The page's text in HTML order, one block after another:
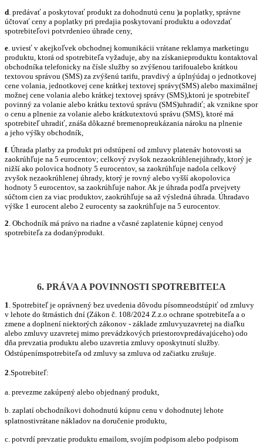
d . predávať a poskytovať produkt za dohodnutú cenu )a poplatky, správne
účtovať ceny a poplatky pri predajia poskytovaní produktu a odovzdať
spotrebiteľovi potvrdenieo úhrade ceny,
e . uviesť v akejkoľvek obchodnej komunikácii vrátane reklamya marketingu
produktu, ktorá od spotrebiteľa vyžaduje, aby na získanieproduktu kontaktoval
obchodníka telefonicky na čísle služby so zvýšenou tarifoualebo krátkou
textovou správou (SMS) za zvýšenú tarifu, pravdivý a úplnýúdaj o jednotkovej
cene volania, jednotkovej cene krátkej textovej správy(SMS) alebo maximálnej
možnej cene volania alebo krátkej textovej správy (SMS),ktorú je spotrebiteľ
povinný za volanie alebo krátku textovú správu (SMS)uhradiť; ak vznikne spor
o cenu a plnenie za volanie alebo krátkutextovú správu (SMS), ktoré má
spotrebiteľ uhradiť, znáša dôkazné bremenopreukázania nároku na plnenie
a jeho výšky obchodník,
f. Úhrada platby za produkt pri odstúpení od zmluvy platenáv hotovosti sa
zaokrúhľuje na 5 eurocentov; celkový zvyšok nezaokrúhlenejúhrady, ktorý je
nižší ako polovica hodnoty 5 eurocentov, sa zaokrúhľuje nadola celkový
zvyšok nezaokrúhlenej úhrady, ktorý je rovný alebo vyšší akopolovica
hodnoty 5 eurocentov, sa zaokrúhľuje nahor. Ak je úhrada podľa prvejvety
súčtom cien za viac produktov, zaokrúhľuje sa až výsledná úhrada. Úhradavo
výške 1 eurocent alebo 2 eurocenty sa zaokrúhľuje na 5 eurocentov.
2 . Obchodník má právo na riadne a včasné zaplatenie kúpnej cenyod
spotrebiteľa za dodanýprodukt.
6. PRÁVA A POVINNOSTI SPOTREBITEĽA
1 . Spotrebiteľ je oprávnený bez uvedenia dôvodu písomneodstúpiť od zmluvy
v lehote do štrnástich dní (Zákon č. 108/2024 Z.z.o ochrane spotrebiteľa a o
zmene a doplnení niektorých zákonov - základe zmluvyuzavretej na diaľku
alebo zmluvy uzavretej mimo prevádzkových priestorovpredávajúceho) odo
dňa prevzatia produktu alebo uzavretia zmluvy oposkytnutí služby.
Odstúpenímspotrebiteľa od zmluvy sa zmluva od začiatku zrušuje.
2 .Spotrebiteľ:
a. prevezme zakúpený alebo objednaný produkt,
b. zaplatí obchodníkovi dohodnutú kúpnu cenu v dohodnutej lehote
splatnostivrátane nákladov na doručenie produktu,
c. potvrdí prevzatie produktu emailom, svojím podpisom alebo podpisom